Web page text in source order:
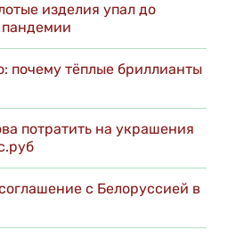
изделия упал до
почему тёплые бриллианты
потратить на украшения
с Белоруссией в